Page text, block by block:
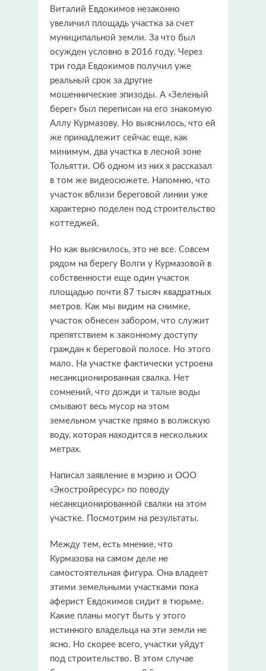
Виталий Евдокимов незаконно
увеличил площадь участка за счет
муниципальной земли. За что был
осужден условно в 2016 году. Через
три года Евдокимов получил уже
реальный срок за другие
мошеннические эпизоды. А «Зеленый
берег» был переписан на его знакомую
Аллу Курмазову. Но выяснилось, что ей
же принадлежит сейчас еще, как
минимум, два участка в лесной зоне
Тольятти. Об одном из них я рассказал
в том же видеосюжете. Напомню, что
участок вблизи береговой линии уже
характерно поделен под строительство
коттеджей.
Но как выяснилось, это не все. Совсем
рядом на берегу Волги у Курмазовой в
собственности еще один участок
площадью почти 87 тысяч квадратных
метров. Как мы видим на снимке,
участок обнесен забором, что служит
препятствием к законному доступу
граждан к береговой полосе. Но этого
мало. На участке фактически устроена
несанкционированная свалка. Нет
сомнений, что дожди и талые воды
смывают весь мусор на этом
земельном участке прямо в волжскую
воду, которая находится в нескольких
метрах.
Написал заявление в мэрию и ООО
«Экостройресурс» по поводу
несанкционированной свалки на этом
участке. Посмотрим на результаты.
Между тем, есть мнение, что
Курмазова на самом деле не
самостоятельная фигура. Она владеет
этими земельными участками пока
аферист Евдокимов сидит в тюрьме.
Какие планы могут быть у этого
истинного владельца на эти земли не
ясно. Но скорее всего, участки уйдут
под строительство. В этом случае